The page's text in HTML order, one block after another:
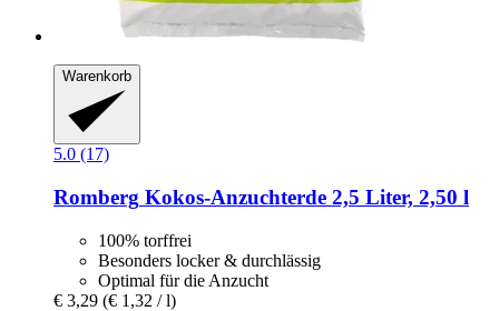
Warenkorb
5.0 (17)
Romberg Kokos-​Anzuchterde 2,5 Liter, 2,50 l
100% torffrei
Besonders locker & durchlässig
Optimal für die Anzucht
€ 3,29 (€ 1,32 / l)